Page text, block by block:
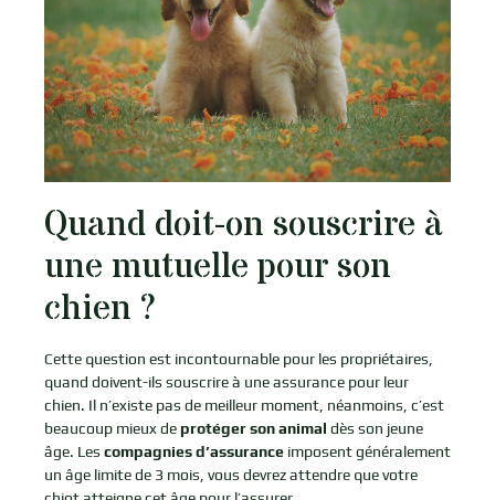
Quand doit-on souscrire à
une mutuelle pour son
chien ?
Cette question est incontournable pour les propriétaires,
quand doivent-ils souscrire à une assurance pour leur
chien. Il n’existe pas de meilleur moment, néanmoins, c’est
beaucoup mieux deprotéger son animal dès son jeune
âge. Les compagnies d’assurance imposent généralement
un âge limite de 3 mois, vous devrez attendre que votre